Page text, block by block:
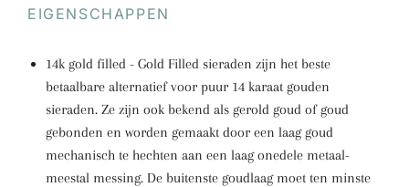
EIGENSCHAPPEN
14k gold filled - Gold Filled sieraden zijn het beste
betaalbare alternatief voor puur 14 karaat gouden
sieraden. Ze zijn ook bekend als gerold goud of goud
gebonden en worden gemaakt door een laag goud
mechanisch te hechten aan een laag onedele metaal-
meestal messing. De buitenste goudlaag moet ten minste